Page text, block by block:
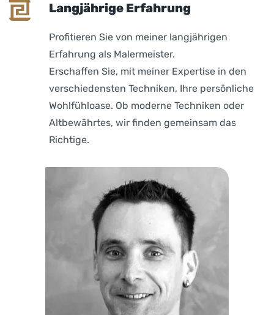
Langjährige Erfahrung
Profitieren Sie von meiner langjährigen
Erfahrung als Malermeister.
Erschaffen Sie, mit meiner Expertise in den
verschiedensten Techniken, Ihre persönliche
Wohlfühloase. Ob moderne Techniken oder
Altbewährtes, wir finden gemeinsam das
Richtige.